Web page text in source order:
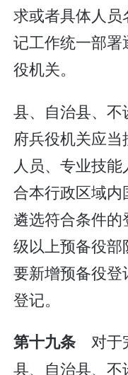
求或者具体人
记工作统一部
役机关。
县、自治县、
府兵役机关应
人员、专业技
合本行政区域
遴选符合条件
级以上预备役
要新增预备役
登记。
第十九条对于
县、自治县、